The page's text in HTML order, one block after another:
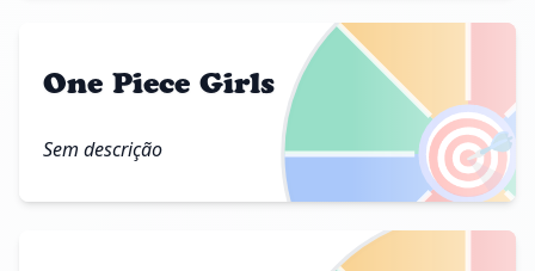
🎯
One Piece Girls
Sem descrição